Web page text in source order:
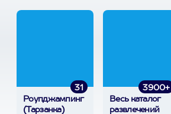
31
Роупджампинг
(Тарзанка)
3900+
Весь каталог
развлечений